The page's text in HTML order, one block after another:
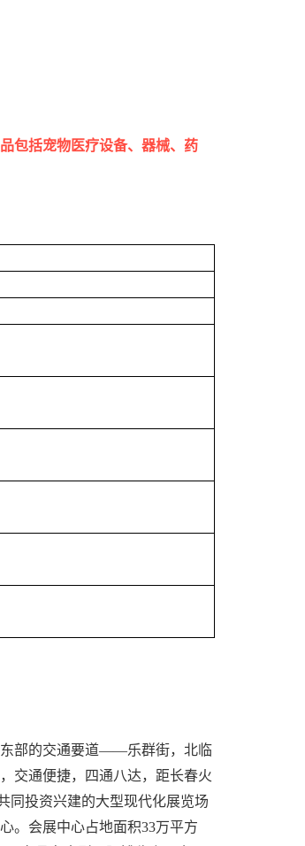
包括宠物医疗设备、器械、药
东部的交通要道——乐群街，北临
交通便捷，四通八达，距长春火
同投资兴建的大型现代化展览场
。会展中心占地面积33万平方